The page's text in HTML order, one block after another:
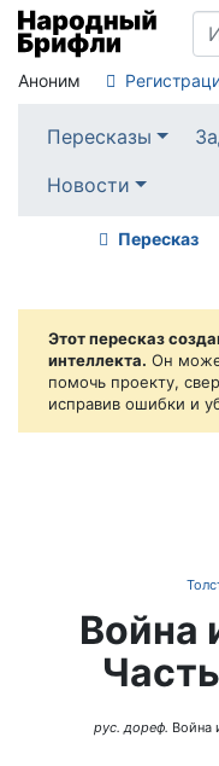
Аноним
Пересказы
Новости
Пересказ
Этот пересказ
интеллекта. Он
помочь проекту,
исправив ошибки и
Война
рус. дореф. Война